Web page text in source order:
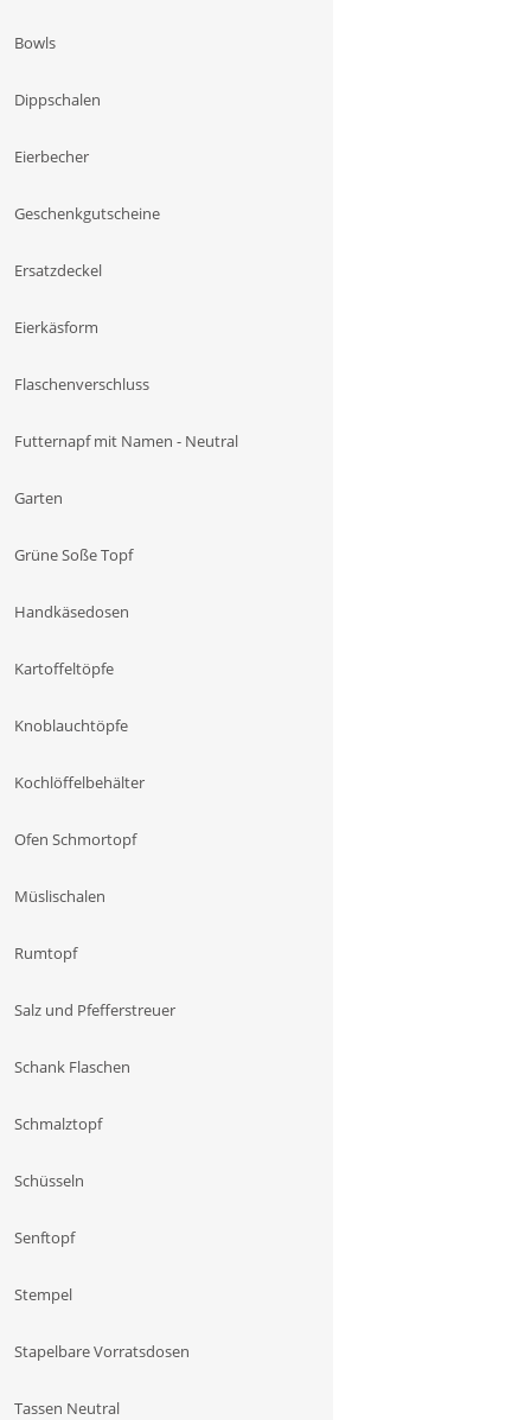
Bowls
Dippschalen
Eierbecher
Geschenkgutscheine
Ersatzdeckel
Eierkäsform
Flaschenverschluss
Futternapf mit Namen - Neutral
Garten
Grüne Soße Topf
Handkäsedosen
Kartoffeltöpfe
Knoblauchtöpfe
Kochlöffelbehälter
Ofen Schmortopf
Müslischalen
Rumtopf
Salz und Pfefferstreuer
Schank Flaschen
Schmalztopf
Schüsseln
Senftopf
Stempel
Stapelbare Vorratsdosen
Tassen Neutral